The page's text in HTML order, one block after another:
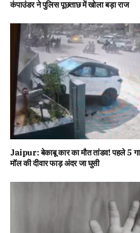
कंपाउंडर ने पुलिस पूछताछ में खोला बड़ा राज
Jaipur: बेकाबू कार का मौत तांडव! पहले 5
मॉल की दीवार फाड़ अंदर जा घुसी